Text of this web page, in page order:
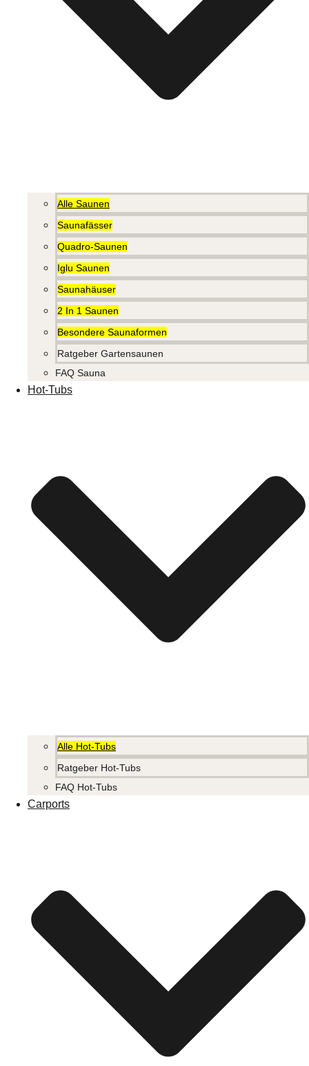
Alle Saunen
Saunafässer
Quadro-Saunen
Iglu Saunen
Saunahäuser
2 In 1 Saunen
Besondere Saunaformen
Ratgeber Gartensaunen
FAQ Sauna
Hot-Tubs
Alle Hot-Tubs
Ratgeber Hot-Tubs
FAQ Hot-Tubs
Carports